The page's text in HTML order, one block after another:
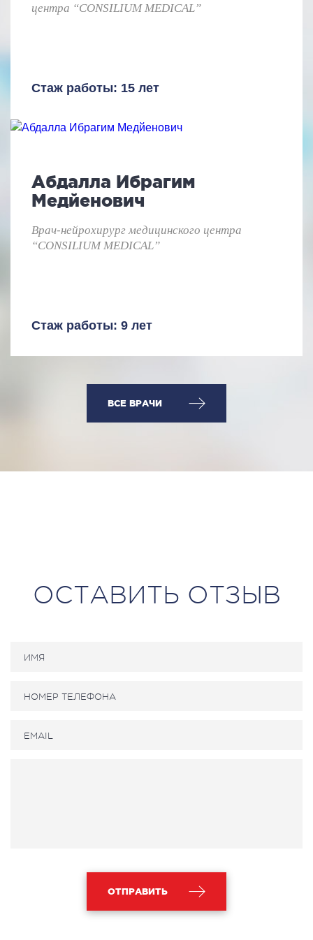
центра “CONSILIUM MEDICAL”
Стаж работы: 15 лет
Абдалла Ибрагим
Медйенович
Врач-нейрохирург медицинского центра
“CONSILIUM MEDICAL”
Стаж работы: 9 лет
ВСЕ ВРАЧИ
ОСТАВИТЬ ОТЗЫВ
ОТПРАВИТЬ